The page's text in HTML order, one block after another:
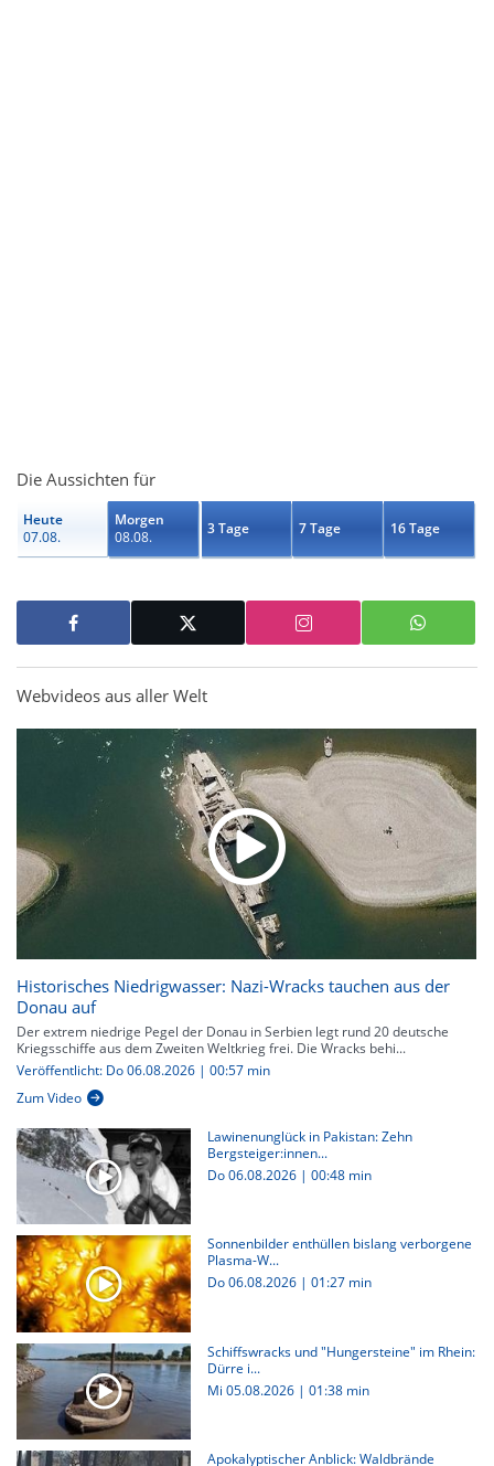
Die Aussichten für
Heute
07.08.
Morgen
08.08.
3 Tage 7 Tage 16 Tage
Webvideos aus aller Welt
Historisches Niedrigwasser: Nazi-Wracks tauchen aus der
Donau auf
Der extrem niedrige Pegel der Donau in Serbien legt rund 20 deutsche
Kriegsschiffe aus dem Zweiten Weltkrieg frei. Die Wracks behi...
Veröffentlicht: Do 06.08.2026 | 00:57 min
Zum Video
Lawinenunglück in Pakistan: Zehn
Bergsteiger:innen...
Do 06.08.2026 | 00:48 min
Sonnenbilder enthüllen bislang verborgene
Plasma-W...
Do 06.08.2026 | 01:27 min
Schiffswracks und "Hungersteine" im Rhein:
Dürre i...
Mi 05.08.2026 | 01:38 min
Apokalyptischer Anblick: Waldbrände